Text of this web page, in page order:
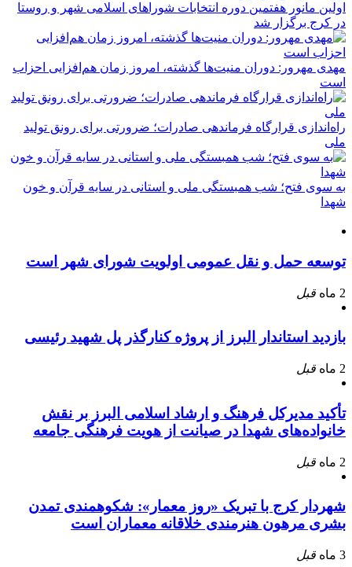
اولین مانور هفتمین دوره انتخابات شوراهای اسلامی شهر و روستا
در کرج برگزار شد
مهدی مهرور: دوران منیت‌ها گذشته، امروز زمان هم‌افزایی احزاب
است
راه‌اندازی قرارگاه فرماندهی صادرات؛ ضرورتی برای رونق تولید
ملی
به سوی فتح؛ شب همبستگی ملی و استانی در سایه قرآن و خون
شهدا
توسعه حمل و نقل عمومی اولویت شورای شهر است
2 ماه قبل
بازدید استاندار البرز از پروژه کنارگذر پل شهید رئیسی
2 ماه قبل
تأکید مدیرکل فرهنگ و ارشاد اسلامی البرز بر نقش
خانواده‌های شهدا در صیانت از هویت فرهنگی جامعه
2 ماه قبل
شهردار کرج با تبریک «روز معمار»: شکوهمندی تمدن
بشری مرهون هنرمندی خلاقانه معماران است
3 ماه قبل